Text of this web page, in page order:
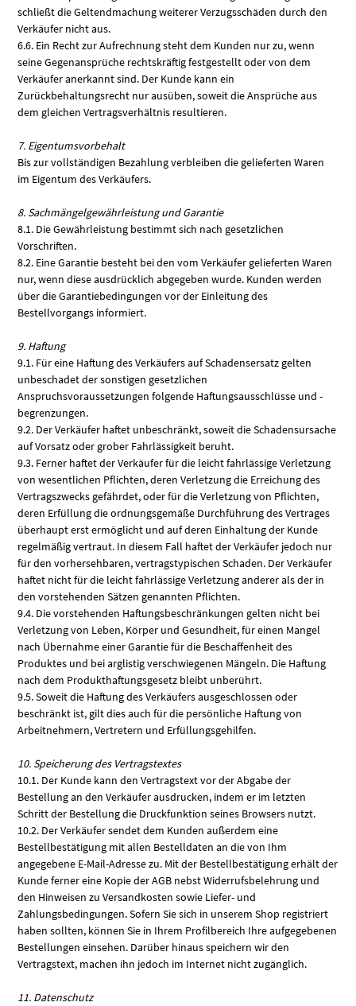
schließt die Geltendmachung weiterer Verzugsschäden durch den
Verkäufer nicht aus.
6.6. Ein Recht zur Aufrechnung steht dem Kunden nur zu, wenn
seine Gegenansprüche rechtskräftig festgestellt oder von dem
Verkäufer anerkannt sind. Der Kunde kann ein
Zurückbehaltungsrecht nur ausüben, soweit die Ansprüche aus
dem gleichen Vertragsverhältnis resultieren.
7. Eigentumsvorbehalt
Bis zur vollständigen Bezahlung verbleiben die gelieferten Waren
im Eigentum des Verkäufers.
8. Sachmängelgewährleistung und Garantie
8.1. Die Gewährleistung bestimmt sich nach gesetzlichen
Vorschriften.
8.2. Eine Garantie besteht bei den vom Verkäufer gelieferten Waren
nur, wenn diese ausdrücklich abgegeben wurde. Kunden werden
über die Garantiebedingungen vor der Einleitung des
Bestellvorgangs informiert.
9. Haftung
9.1. Für eine Haftung des Verkäufers auf Schadensersatz gelten
unbeschadet der sonstigen gesetzlichen
Anspruchsvoraussetzungen folgende Haftungsausschlüsse und -
begrenzungen.
9.2. Der Verkäufer haftet unbeschränkt, soweit die Schadensursache
auf Vorsatz oder grober Fahrlässigkeit beruht.
9.3. Ferner haftet der Verkäufer für die leicht fahrlässige Verletzung
von wesentlichen Pflichten, deren Verletzung die Erreichung des
Vertragszwecks gefährdet, oder für die Verletzung von Pflichten,
deren Erfüllung die ordnungsgemäße Durchführung des Vertrages
überhaupt erst ermöglicht und auf deren Einhaltung der Kunde
regelmäßig vertraut. In diesem Fall haftet der Verkäufer jedoch nur
für den vorhersehbaren, vertragstypischen Schaden. Der Verkäufer
haftet nicht für die leicht fahrlässige Verletzung anderer als der in
den vorstehenden Sätzen genannten Pflichten.
9.4. Die vorstehenden Haftungsbeschränkungen gelten nicht bei
Verletzung von Leben, Körper und Gesundheit, für einen Mangel
nach Übernahme einer Garantie für die Beschaffenheit des
Produktes und bei arglistig verschwiegenen Mängeln. Die Haftung
nach dem Produkthaftungsgesetz bleibt unberührt.
9.5. Soweit die Haftung des Verkäufers ausgeschlossen oder
beschränkt ist, gilt dies auch für die persönliche Haftung von
Arbeitnehmern, Vertretern und Erfüllungsgehilfen.
10. Speicherung des Vertragstextes
10.1. Der Kunde kann den Vertragstext vor der Abgabe der
Bestellung an den Verkäufer ausdrucken, indem er im letzten
Schritt der Bestellung die Druckfunktion seines Browsers nutzt.
10.2. Der Verkäufer sendet dem Kunden außerdem eine
Bestellbestätigung mit allen Bestelldaten an die von Ihm
angegebene E-Mail-Adresse zu. Mit der Bestellbestätigung erhält der
Kunde ferner eine Kopie der AGB nebst Widerrufsbelehrung und
den Hinweisen zu Versandkosten sowie Liefer- und
Zahlungsbedingungen. Sofern Sie sich in unserem Shop registriert
haben sollten, können Sie in Ihrem Profilbereich Ihre aufgegebenen
Bestellungen einsehen. Darüber hinaus speichern wir den
Vertragstext, machen ihn jedoch im Internet nicht zugänglich.
11. Datenschutz